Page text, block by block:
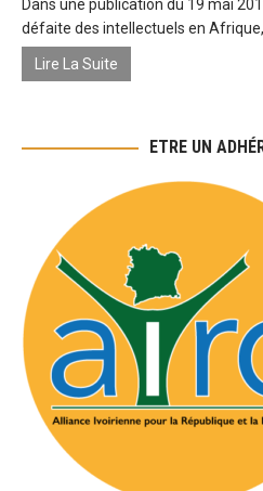
Dans une publication du 19 mai
défaite des intellectuels en
Lire La Suite
ETRE UN